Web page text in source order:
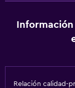
Relación calidad-